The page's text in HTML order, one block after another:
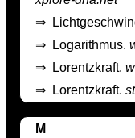
⇒
⇒
Logarithmus.
⇒
Lorentzkraft.
⇒
Lorentzkraft.
M